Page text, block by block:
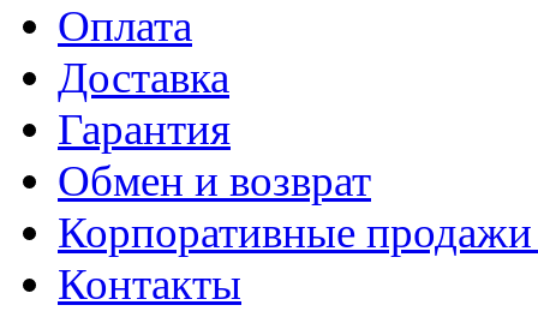
Оплата
Доставка
Гарантия
Обмен и возврат
Корпоративные
Контакты